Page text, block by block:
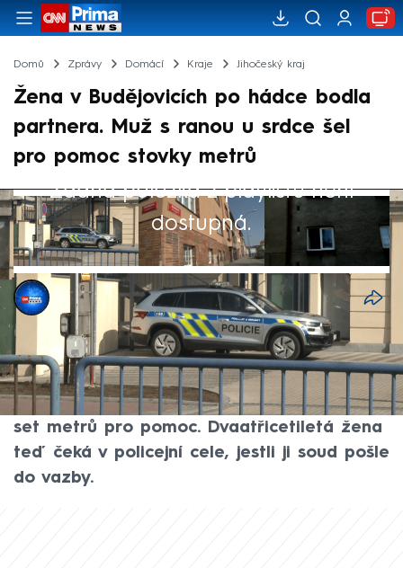
Domů Zprávy Domácí Kraje Jihočeský kraj
Žena v Budějovicích po hádce bodla
partnera. Muž s ranou u srdce šel
pro pomoc stovky metrů
Žádná položka z playlistu není
dostupná.
Michaela Švejdová
7. bře 2025, 21:30
Bodnutím těsně vedle srdce skončila hádka
partnerů v Českých Budějovicích. Zraněný
muž si po útoku sám dokázal dojít několik
set metrů pro pomoc. Dvaatřicetiletá žena
teď čeká v policejní cele, jestli ji soud pošle
do vazby.